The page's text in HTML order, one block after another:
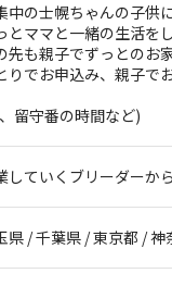
中の士幌ちゃんの子供
とママと一緒の生活を
先も親子でずっとのお
りでお申込み、親子で
留守番の時間など)
していくブリーダーか
県 / 千葉県 / 東京都 / 神